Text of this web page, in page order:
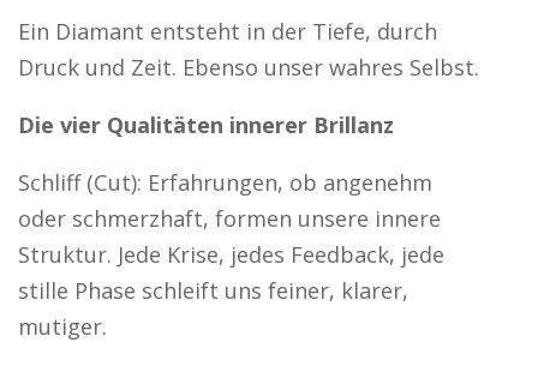
Ein Diamant entsteht in der Tiefe, durch
Druck und Zeit. Ebenso unser wahres Selbst.
Die vier Qualitäten innerer Brillanz
Schliff (Cut): Erfahrungen, ob angenehm
oder schmerzhaft, formen unsere innere
Struktur. Jede Krise, jedes Feedback, jede
stille Phase schleift uns feiner, klarer,
mutiger.